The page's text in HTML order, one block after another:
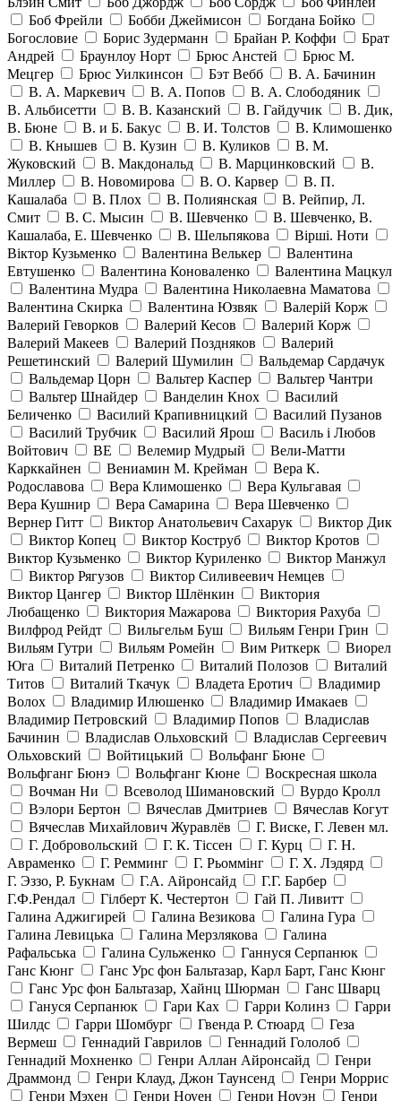
Боб Фрейли
Бобби Джеймисон
Богдана Бойко
Богословие
Борис Зудерманн Брайан Р. Коффи
Брат
Андрей
Браунлоу Норт Брюс Анстей
Брюс М.
Мецгер
Брюс Уилкинсон Бэт Вебб
В. А. Бачинин
В. А. Маркевич
В. А. Попов
В. А. Слободяник
В. Альбисетти
В. В. Казанский В. Гайдучик
В. Дик,
В. Бюне
В. и Б. Бакус В. И. Толстов
В. Климошенко
В. Кнышев
В. Кузин В. Куликов
В. М.
Жуковский
В. Макдональд В. Марцинковский
В.
Миллер
В. Новомирова В. О. Карвер
В. П.
Кашалаба
В. Плох В. Полиянская
В. Рейпир, Л.
Смит
В. С. Мысин В. Шевченко
В. Шевченко, В.
Кашалаба, Е. Шевченко
В. Шельпякова
Вiршi. Ноти
Віктор Кузьменко
Валентина Велькер
Валентина
Евтушенко
Валентина Коноваленко
Валентина Мацкул
Валентина Мудра
Валентина Николаевна Маматова
Валентина Скирка
Валентина Юзвяк
Валерій Корж
Валерий Геворков
Валерий Кесов
Валерий Корж
Валерий Макеев
Валерий Поздняков
Валерий
Решетинский
Валерий Шумилин
Вальдемар Сардачук
Вальдемар Цорн
Вальтер Каспер
Вальтер Чантри
Вальтер Шнайдер
Ванделин Кнох
Василий
Беличенко
Василий Крапивницкий
Василий Пузанов
Василий Трубчик
Василий Ярош
Василь і Любов
Войтович
ВЕ Велемир Мудрый
Вели-Матти
Карккайнен
Вениамин М. Крейман
Вера К.
Родославова
Вера Климошенко
Вера Кульгавая
Вера Кушнир
Вера Самарина
Вера Шевченко
Вернер Гитт
Виктор Анатольевич Сахарук
Виктор Дик
Виктор Копец
Виктор Коструб
Виктор Кротов
Виктор Кузьменко
Виктор Куриленко
Виктор Манжул
Виктор Рягузов
Виктор Силивеевич Немцев
Виктор Цангер
Виктор Шлёнкин
Виктория
Любащенко
Виктория Мажарова
Виктория Рахуба
Вилфрод Рейдт
Вильгельм Буш
Вильям Генри Грин
Вильям Гутри
Вильям Ромейн Вим Риткерк
Виорел
Юга
Виталий Петренко Виталий Полозов
Виталий
Титов
Виталий Ткачук Владета Еротич
Владимир
Волох
Владимир Илюшенко
Владимир Имакаев
Владимир Петровский
Владимир Попов
Владислав
Бачинин
Владислав Ольховский
Владислав Сергеевич
Ольховский
Войтицький
Вольфанг Бюне
Вольфганг Бюнэ
Вольфганг Кюне
Воскресная школа
Вочман Ни
Всеволод Шимановский
Вурдо Кролл
Вэлори Бертон
Вячеслав Дмитриев
Вячеслав Когут
Вячеслав Михайлович Журавлёв
Г. Виске, Г. Левен мл.
Г. Добровольский
Г. К. Тiссен Г. Курц
Г. Н.
Авраменко
Г. Ремминг Г. Рьоммінг
Г. Х. Лэдярд
Г. Эззо, Р. Букнам
Г.А. Айронсайд
Г.Г. Барбер
Г.Ф.Рендал
Гілберт К. Честертон
Гай П. Ливитт
Галина Аджигирей
Галина Везикова
Галина Гура
Галина Левицька
Галина Мерзлякова
Галина
Рафальська
Галина Сульженко
Ганнуся Серпанюк
Ганс Кюнг
Ганс Урс фон Бальтазар, Карл Барт, Ганс Кюнг
Ганс Урс фон Бальтазар, Хайнц Шюрман
Ганс Шварц
Гануся Серпанюк
Гари Ках Гарри Колинз
Гарри
Шилдс
Гарри Шомбург Гвенда Р. Стюард
Геза
Вермеш
Геннадий Гаврилов
Геннадий Гололоб
Геннадий Мохненко
Генри Аллан Айронсайд
Генри
Драммонд
Генри Клауд, Джон Таунсенд
Генри Моррис
Генри Мэхен
Генри Ноуен Генри Ноуэн
Генри